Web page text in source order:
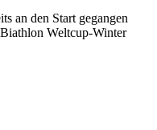
an den Start gegangen
Weltcup-Winter